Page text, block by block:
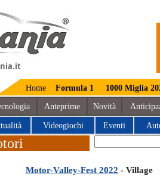
Home Formula 1 1000 Miglia
Anteprime Novità
Videogiochi Eventi
Motor-Valley-Fest 2022 - Village